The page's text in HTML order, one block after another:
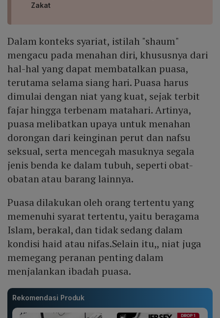
Zakat
Dalam konteks syariat, istilah "shaum"
mengacu pada menahan diri, khususnya dari
hal-hal yang dapat membatalkan puasa,
terutama selama siang hari. Puasa harus
dimulai dengan niat yang kuat, sejak terbit
fajar hingga terbenam matahari. Artinya,
puasa melibatkan upaya untuk menahan
dorongan dari keinginan perut dan nafsu
seksual, serta mencegah masuknya segala
jenis benda ke dalam tubuh, seperti obat-
obatan atau barang lainnya.
Puasa dilakukan oleh orang tertentu yang
memenuhi syarat tertentu, yaitu beragama
Islam, berakal, dan tidak sedang dalam
kondisi haid atau nifas.Selain itu,, niat juga
memegang peranan penting dalam
menjalankan ibadah puasa.
Rekomendasi Produk